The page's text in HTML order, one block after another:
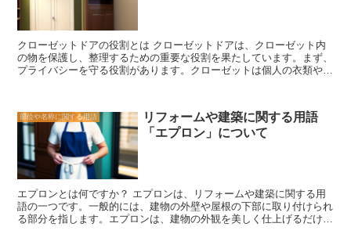
クローゼットドアの役割とは クローゼットドアは、クローゼット内
の物を保護し、整理するための重要な役割を果たしています。まず、
プライバシーを守る役割があります。クローゼットは個人の衣類やア
トドアは、衣類やアイテムを保護する役割も果たしています。ドアが
閉まっていることで、埃や湿気、虫などの外部からの影響を防ぐこと
ができます。特に、衣類は長期間保管されることが多いため、クロー
ゼットドアがなければ劣化や汚れのリスクが高まります。ドアがしっ
かりと閉まることで、衣類やアイテムを長く美しく保つことができま
す。 さらに、クローゼットドアは、クローゼット内の物を整理する
役割も担っています。ドアがあることで、クローゼット内の物が見え
にくくなり、スッキリとした印象を与えます。また、ドアの種類によ
っては、鏡や収納スペースを備えているものもあります。これによ
部位や名称に関する用語
リフォームや建築に関する用語
「エプロン」について
エプロンとは何ですか？ エプロンは、リフォームや建築に関する用
語の一つです。一般的には、建物の外壁や屋根の下部に取り付けられ
る部分を指します。エプロンは、建物の外観を美しく仕上げるだけで